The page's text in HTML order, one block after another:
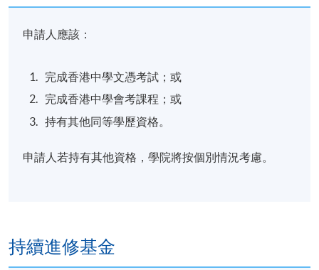
申請人應該：
完成香港中學文憑考試；或
完成香港中學會考課程；或
持有其他同等學歷資格。
申請人若持有其他資格，學院將按個別情況考慮。
持續進修基金